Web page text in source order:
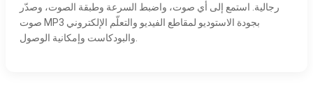
رجالية. استمع إلى أي صوت، واضبط السرعة وطبقة الصوت، وصدّر
صوت MP3 بجودة الاستوديو لمقاطع الفيديو والتعلّم الإلكتروني